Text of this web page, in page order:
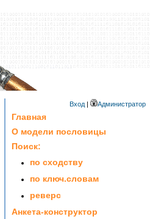
Вход | Администратор
Главная
О модели пословицы
Поиск:
по сходству
по ключ.словам
реверс
Анкета-конструктор